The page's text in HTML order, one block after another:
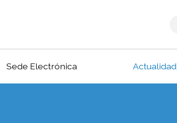
Sede Electrónica Actualidad